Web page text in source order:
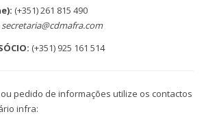
(+351) 261 815 490
secretaria@cdmafra.com
(+351) 925 161 514
pedido de informações utilize os contactos
infra: